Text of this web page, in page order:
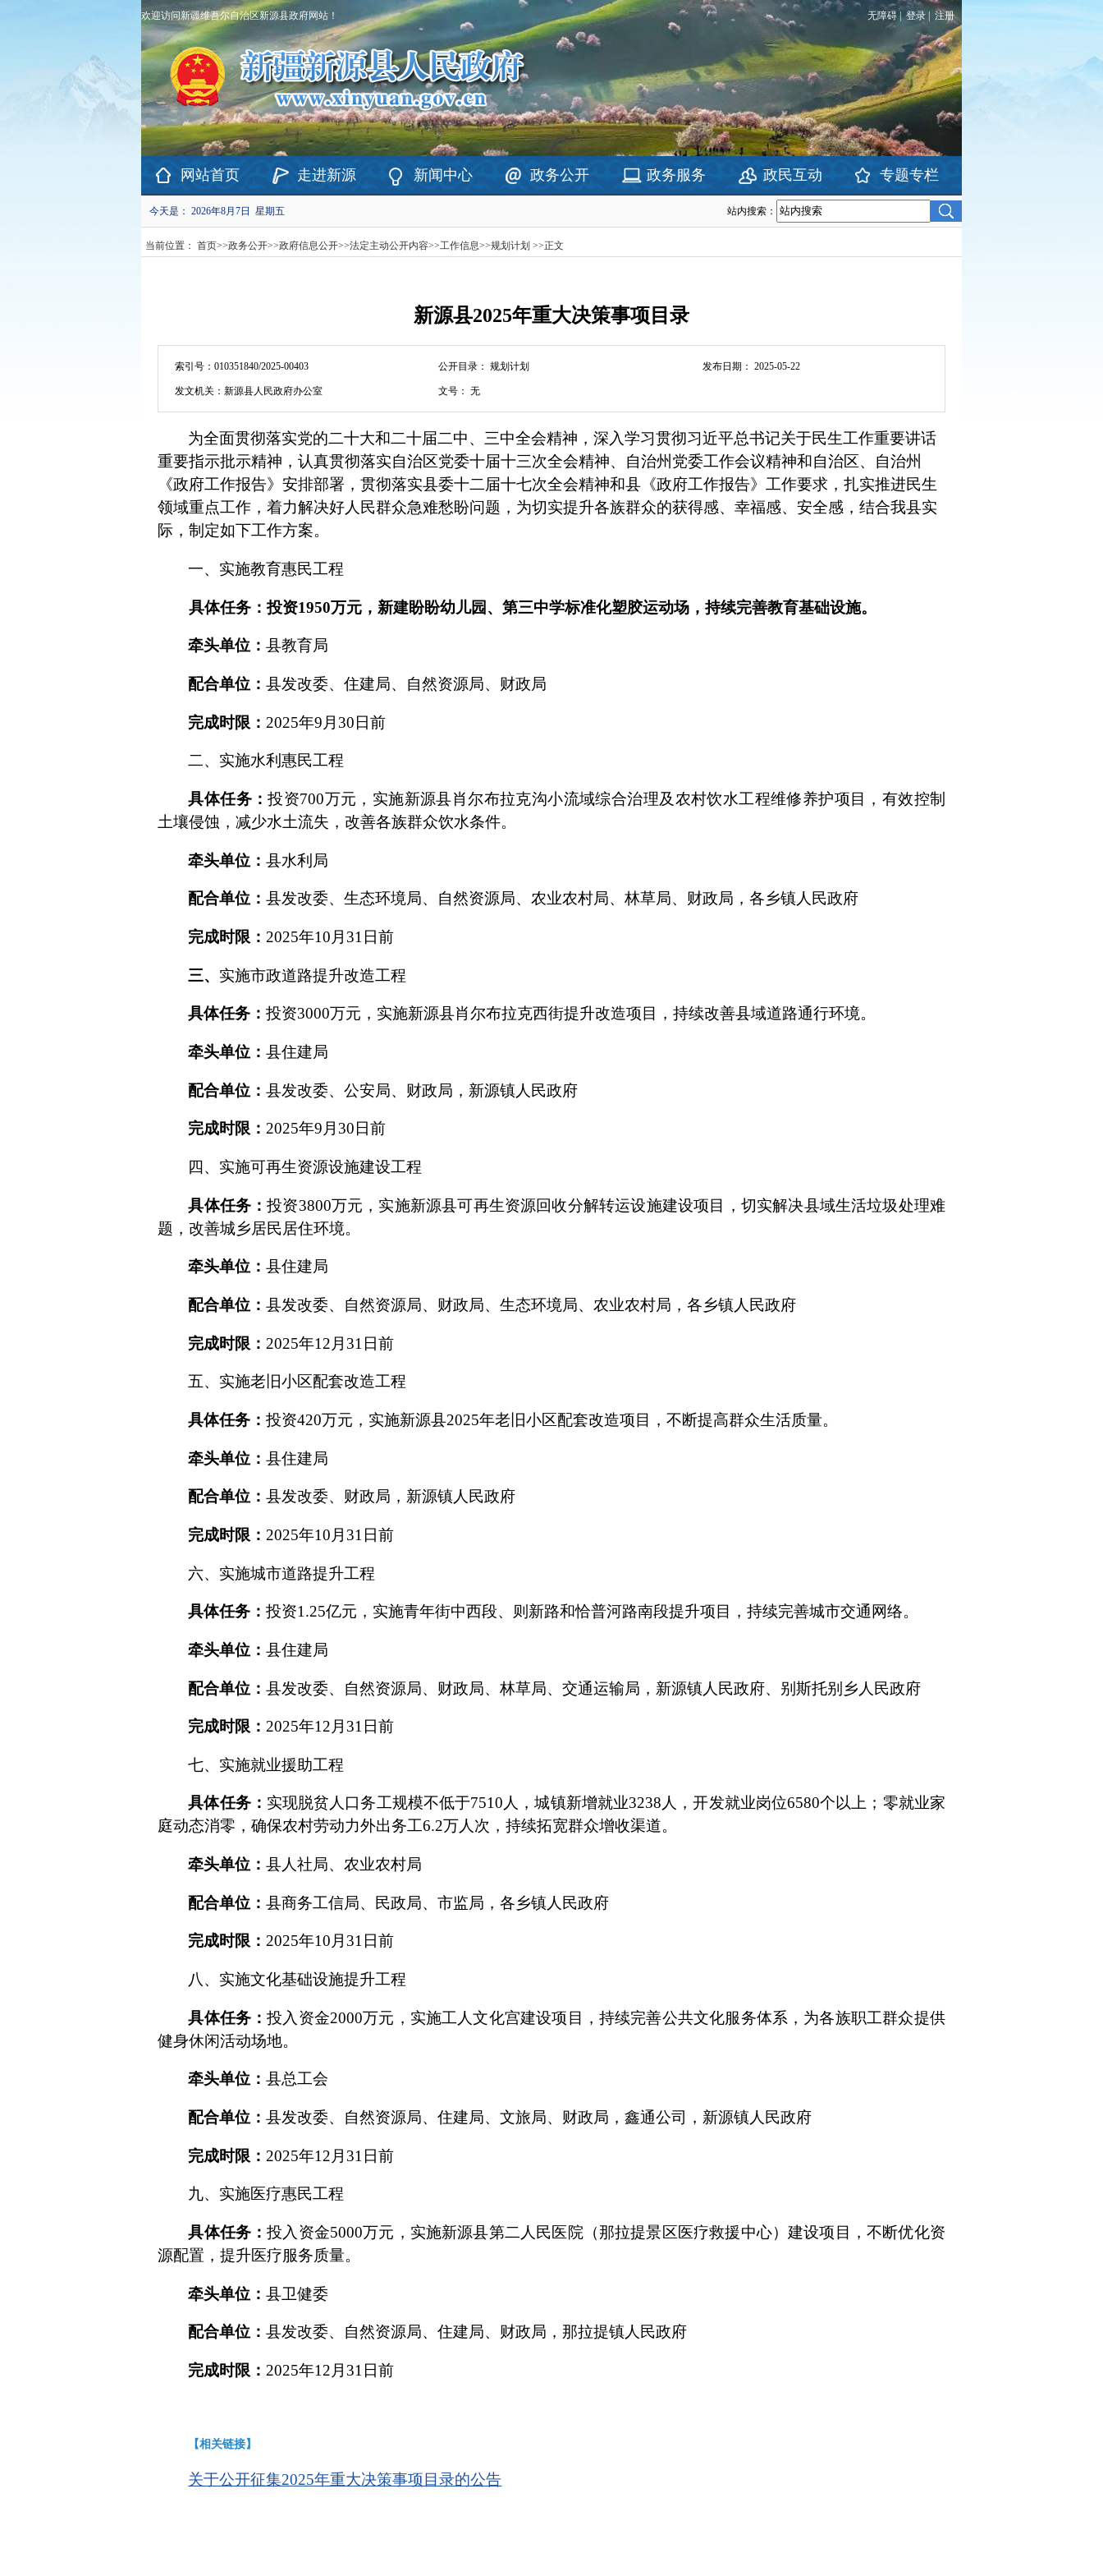
欢迎访问新疆维吾尔自治区新源县政府网站！ 无障碍 | 登录 注册
网站首页 走进新源 新闻中心 政务公开 政务服务 政民互动 专题专栏
今天是： 2026年8月7日 星期五 站内搜索：
当前位置： 首页>>政务公开>>政府信息公开>>法定主动公开内容>>工作信息>>规划计划 >>正文
新源县2025年重大决策事项目录
索引号： 010351840/2025-00403 公开目录： 规划计划 发布日期： 2025-05-22
发文机关： 新源县人民政府办公室 文号： 无
为全面贯彻落实党的二十大和二十届二中、三中全会精神，深入学习贯彻习近平总书记关于民生工作重要讲话
重要指示批示精神，认真贯彻落实自治区党委十届十三次全会精神、自治州党委工作会议精神和自治区、自治州
《政府工作报告》安排部署，贯彻落实县委十二届十七次全会精神和县《政府工作报告》工作要求，扎实推进民生
领域重点工作，着力解决好人民群众急难愁盼问题，为切实提升各族群众的获得感、幸福感、安全感，结合我县实
际，制定如下工作方案。
一、 实施教育惠民工程
具体任务：投资1950万元，新建盼盼幼儿园、第三中学标准化塑胶运动场，持续完善教育基础设施。
牵头单位：县教育局
配合单位：县发改委、住建局、自然资源局、财政局
完成时限： 2025年9 月 30日前
二、 实施水利惠民工程
具体任务：投资700万元， 实施新源县肖尔布拉克沟小流域综合治理及农村饮水工程维修养护项目， 有效控制
土壤侵蚀，减少水土流失，改善各族群众饮水条件。
牵头单位：县水利局
配合单位：县发改委、生态环境局、自然资源局、农业农村局、林草局、财政局，各乡镇人民政府
完成时限： 2025年10 月 31 日前
三、 实施市政道路提升改造工程
具体任务：投资3000万元，实施新源县肖尔布拉克西街提升改造项目，持续改善县域道路通行环境。
牵头单位：县住建局
配合单位：县发改委、公安局、财政局，新源镇人民政府
完成时限：2025年9月 30 日前
四、 实施可再生资源设施建设工程
具体任务：投资3800万元，实施新源县可再生资源回收分解转运设施建设项目，切实解决县域生活垃圾处理难
题，改善城乡居民居住环境。
牵头单位：县住建局
配合单位：县发改委、自然资源局、财政局、生态环境局、农业农村局，各乡镇人民政府
完成时限： 2025年12 月 31 日前
五、 实施老旧小区配套改造工程
具体任务：投资420万元，实施新源县2025年老旧小区配套改造项目，不断提高群众生活质量。
牵头单位：县住建局
配合单位：县发改委、财政局，新源镇人民政府
完成时限： 2025年10 月 31 日前
六、 实施城市道路提升工程
具体任务：投资1.25亿元，实施青年街中西段、则新路和恰普河路南段提升项目，持续完善城市交通网络。
牵头单位：县住建局
配合单位：县发改委、自然资源局、财政局、林草局、交通运输局，新源镇人民政府、别斯托别乡人民政府
完成时限： 2025年12 月 31 日前
七、 实施就业援助工程
具体任务： 实现脱贫人口务工规模不低于7510人，城镇新增就业3238人，开发就业岗位6580个以上；零就业家
庭动态消零 ，确保农村劳动力外出务工6.2万人次，持续拓宽群众增收渠道。
牵头单位：县人社局、农业农村局
配合单位：县商务工信局、民政局、市监局，各乡镇人民政府
完成时限：2025年10月 31 日前
八、 实施文化基础设施提升工程
具体任务：投入资金2000万元， 实施工人文化宫建设项目， 持续完善公共文化服务体系，为各族职工群众提供
健身休闲活动场地。
牵头单位：县总工会
配合单位：县发改委、自然资源局、住建局、文旅局、财政局，鑫通公司，新源镇人民政府
完成时限： 2025年12 月 31 日前
九、 实施医疗惠民工程
具体任务：投入资金5000万元， 实施新源县第二人民医院（那拉提景区医疗救援中心）建设项目 ， 不断优化资
源配置，提升医疗服务质量。
牵头单位：县卫健委
配合单位：县发改委、自然资源局、住建局、财政局，那拉提镇人民政府
完成时限： 2025年12 月 31 日前
【相关链接】
关于公开征集2025年重大决策事项目录的公告